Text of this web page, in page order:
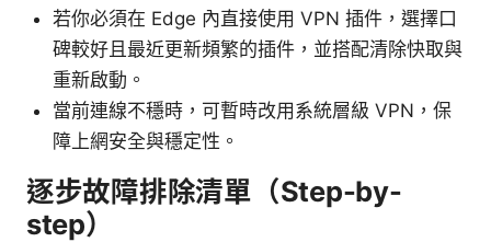
若你必須在 Edge 內直接使用 VPN 插件，選擇口
碑較好且最近更新頻繁的插件，並搭配清除快取與
重新啟動。
當前連線不穩時，可暫時改用系統層級 VPN，保
障上網安全與穩定性。
逐步故障排除清單（Step-by-
step）